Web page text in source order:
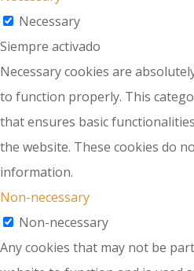
Necessary
Siempre activado
Necessary cookies are
to function properly. This
that ensures basic
the website. These cookies do
information.
Non-necessary
Non-necessary
Any cookies that may not be